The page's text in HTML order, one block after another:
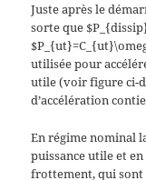
Juste après le
sorte que
utilisée pour
utile (voir figure ci-
d’accélération
En régime nominal
puissance utile et
frottement, qui sont